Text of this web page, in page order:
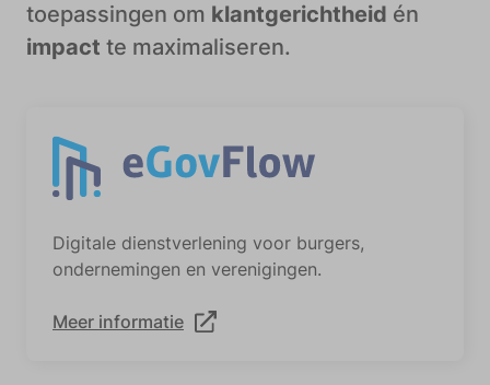
toepassingen om klantgerichtheid én
impact te maximaliseren.
Digitale dienstverlening voor burgers,
ondernemingen en verenigingen.
Meer informatie